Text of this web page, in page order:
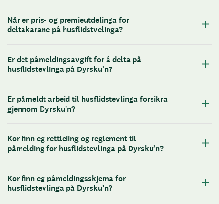
Når er pris- og premieutdelinga for
deltakarane på husflidstvelinga?
Er det påmeldingsavgift for å delta på
husflidstevlinga på Dyrsku’n?
Er påmeldt arbeid til husflidstevlinga forsikra
gjennom Dyrsku’n?
Kor finn eg rettleiing og reglement til
påmelding for husflidstevlinga på Dyrsku’n?
Kor finn eg påmeldingsskjema for
husflidstevlinga på Dyrsku’n?